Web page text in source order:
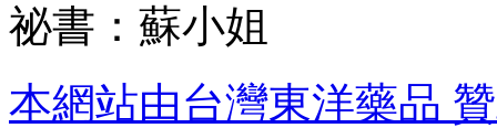
祕書：蘇小姐
本網站由台灣東洋藥品